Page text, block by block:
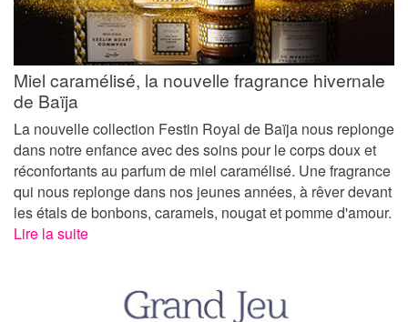
Miel caramélisé, la nouvelle fragrance hivernale
de Baïja
La nouvelle collection Festin Royal de Baïja nous replonge
dans notre enfance avec des soins pour le corps doux et
réconfortants au parfum de miel caramélisé. Une fragrance
qui nous replonge dans nos jeunes années, à rêver devant
les étals de bonbons, caramels, nougat et pomme d'amour.
Lire la suite